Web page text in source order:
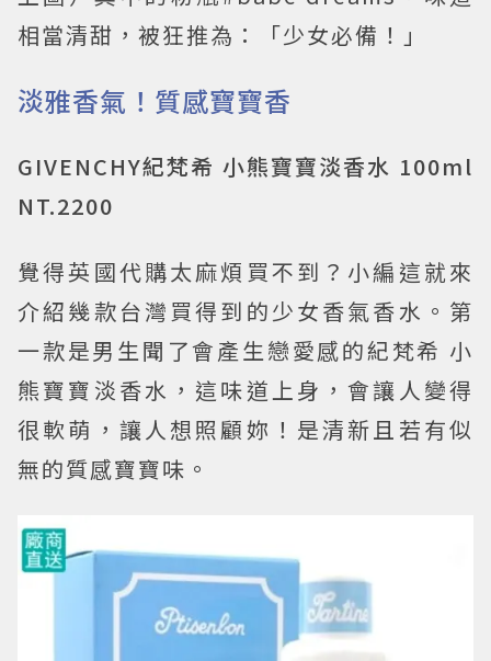
相當清甜，被狂推為：「少女必備！」
淡雅香氣！質感寶寶香
GIVENCHY紀梵希 小熊寶寶淡香水 100ml
NT.2200
覺得英國代購太麻煩買不到？小編這就來
介紹幾款台灣買得到的少女香氣香水。第
一款是男生聞了會產生戀愛感的紀梵希 小
熊寶寶淡香水，這味道上身，會讓人變得
很軟萌，讓人想照顧妳！是清新且若有似
無的質感寶寶味。